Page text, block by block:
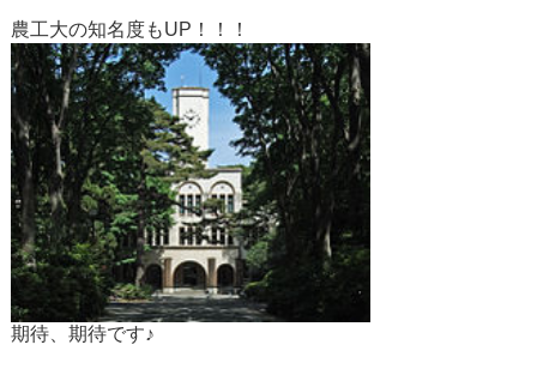
農工大の知名度もUP！！！
期待、期待です♪